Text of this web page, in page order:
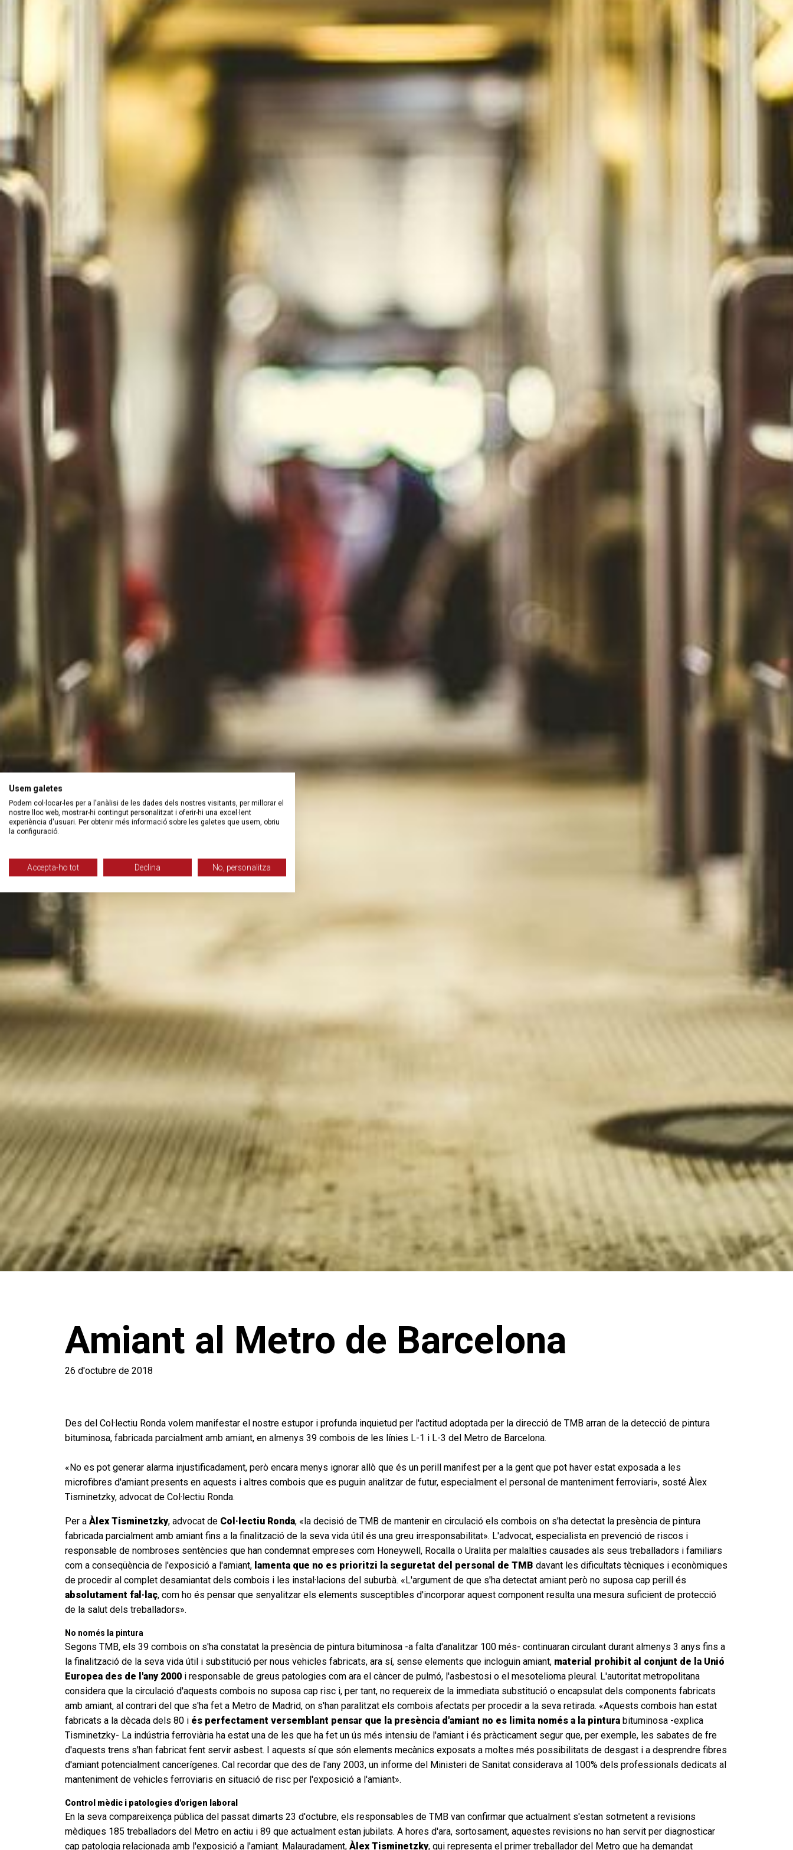
Amiant al Metro de Barcelona
26 d'octubre de 2018
Des del Col·lectiu Ronda volem manifestar el nostre estupor i profunda inquietud per l'actitud adoptada per la direcció de TMB arran de la detecció de pintura
bituminosa, fabricada parcialment amb amiant, en almenys 39 combois de les línies L-1 i L-3 del Metro de Barcelona.
«No es pot generar alarma injustificadament, però encara menys ignorar allò que és un perill manifest per a la gent que pot haver estat exposada a les
microfibres d'amiant presents en aquests i altres combois que es puguin analitzar de futur, especialment el personal de manteniment ferroviari», sosté Àlex
Tisminetzky, advocat de Col·lectiu Ronda.
Per a Àlex Tisminetzky, advocat de Col·lectiu Ronda, «la decisió de TMB de mantenir en circulació els combois on s'ha detectat la presència de pintura
fabricada parcialment amb amiant fins a la finalització de la seva vida útil és una greu irresponsabilitat». L'advocat, especialista en prevenció de riscos i
responsable de nombroses sentències que han condemnat empreses com Honeywell, Rocalla o Uralita per malalties causades als seus treballadors i familiars
com a conseqüència de l'exposició a l'amiant, lamenta que no es prioritzi la seguretat del personal de TMB davant les dificultats tècniques i econòmiques
de procedir al complet desamiantat dels combois i les instal·lacions del suburbà. «L'argument de que s'ha detectat amiant però no suposa cap perill és
absolutament fal·laç, com ho és pensar que senyalitzar els elements susceptibles d'incorporar aquest component resulta una mesura suficient de protecció
de la salut dels treballadors».
No només la pintura
Segons TMB, els 39 combois on s'ha constatat la presència de pintura bituminosa -a falta d'analitzar 100 més- continuaran circulant durant almenys 3 anys fins a
la finalització de la seva vida útil i substitució per nous vehicles fabricats, ara sí, sense elements que incloguin amiant, material prohibit al conjunt de la Unió
Europea des de l'any 2000 i responsable de greus patologies com ara el càncer de pulmó, l'asbestosi o el mesotelioma pleural. L'autoritat metropolitana
considera que la circulació d'aquests combois no suposa cap risc i, per tant, no requereix de la immediata substitució o encapsulat dels components fabricats
amb amiant, al contrari del que s'ha fet a Metro de Madrid, on s'han paralitzat els combois afectats per procedir a la seva retirada. «Aquests combois han estat
fabricats a la dècada dels 80 i és perfectament versemblant pensar que la presència d'amiant no es limita només a la pintura bituminosa -explica
Tisminetzky- La indústria ferroviària ha estat una de les que ha fet un ús més intensiu de l'amiant i és pràcticament segur que, per exemple, les sabates de fre
d'aquests trens s'han fabricat fent servir asbest. I aquests sí que són elements mecànics exposats a moltes més possibilitats de desgast i a desprendre fibres
d'amiant potencialment cancerígenes. Cal recordar que des de l'any 2003, un informe del Ministeri de Sanitat considerava al 100% dels professionals dedicats al
manteniment de vehicles ferroviaris en situació de risc per l'exposició a l'amiant».
Control mèdic i patologies d'origen laboral
En la seva compareixença pública del passat dimarts 23 d'octubre, els responsables de TMB van confirmar que actualment s'estan sotmetent a revisions
mèdiques 185 treballadors del Metro en actiu i 89 que actualment estan jubilats. A hores d'ara, sortosament, aquestes revisions no han servit per diagnosticar
cap patologia relacionada amb l'exposició a l'amiant. Malauradament, Àlex Tisminetzky, qui representa el primer treballador del Metro que ha demandat
Usem galetes
Podem col·locar-les per a l'anàlisi de les dades dels nostres visitants, per millorar el
nostre lloc web, mostrar-hi contingut personalitzat i oferir-hi una excel·lent
experiència d'usuari. Per obtenir més informació sobre les galetes que usem, obriu
la configuració.
Accepta-ho tot Declina No, personalitza